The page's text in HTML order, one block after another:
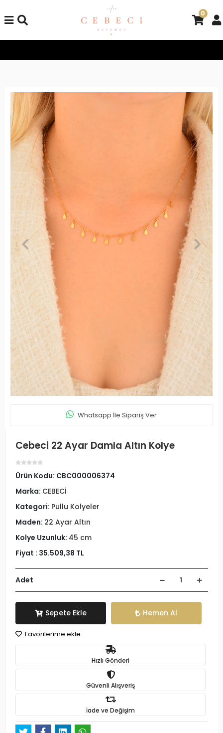
0
Whatsapp İle Sipariş Ver
Cebeci 22 Ayar Damla Altın Kolye
Ürün Kodu: CBC000006374
Marka: CEBECİ
Kategori: Pullu Kolyeler
Maden: 22 Ayar Altın
Kolye Uzunluk: 45 cm
Fiyat : 35.509,38 TL
Adet
Sepete Ekle Hemen Al
Favorilerime ekle
Hızlı Gönderi
Güvenli Alışveriş
İade ve Değişim